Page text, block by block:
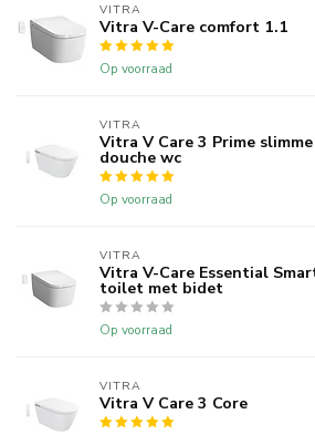
VITRA
Vitra V-Care comfort 1.1
Op voorraad
VITRA
Vitra V Care 3 Prime slimme
douche wc
Op voorraad
VITRA
Vitra V-Care Essential
toilet met bidet
Op voorraad
VITRA
Vitra V Care 3 Core